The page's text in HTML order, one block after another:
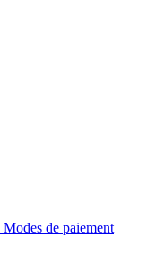
de paiement